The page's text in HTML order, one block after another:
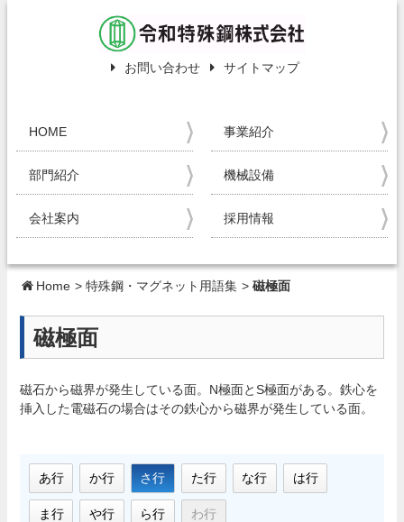
お問い合わせ サイトマップ
HOME 事業紹介
部門紹介 機械設備
会社案内 採用情報
Home > 特殊鋼・マグネット用語集 > 磁極面
磁極面
磁石から磁界が発生している面。N極面とS極面がある。鉄心を
挿入した電磁石の場合はその鉄心から磁界が発生している面。
あ行 か行 さ行 た行 な行 は行
ま行 や行 ら行 わ行